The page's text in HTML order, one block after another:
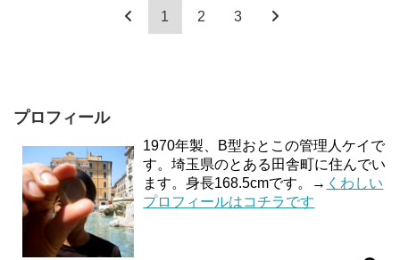
1 2 3
プロフィール
1970年製、B型おとこの管理人ケイで
す。埼玉県のとある田舎町に住んでい
ます。身長168.5cmです。→ くわしい
プロフィールはコチラです